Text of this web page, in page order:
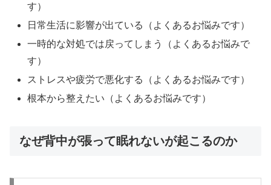
す）
日常生活に影響が出ている（よくあるお悩みです）
一時的な対処では戻ってしまう（よくあるお悩みで
す）
ストレスや疲労で悪化する（よくあるお悩みです）
根本から整えたい（よくあるお悩みです）
なぜ背中が張って眠れないが起こるのか